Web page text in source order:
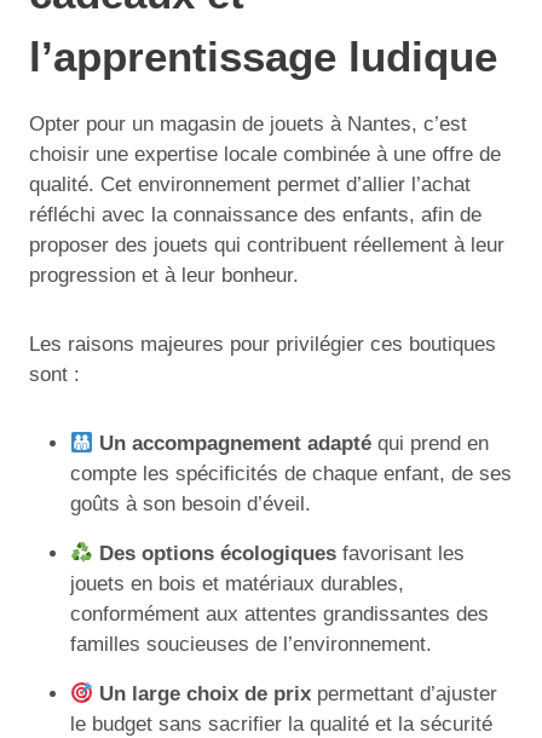
l’apprentissage ludique
Opter pour un magasin de jouets à Nantes, c’est
choisir une expertise locale combinée à une offre de
qualité. Cet environnement permet d’allier l’achat
réfléchi avec la connaissance des enfants, afin de
proposer des jouets qui contribuent réellement à leur
progression et à leur bonheur.
Les raisons majeures pour privilégier ces boutiques
sont :
Un accompagnement adapté qui prend en
compte les spécificités de chaque enfant, de ses
goûts à son besoin d’éveil.
Des options écologiques favorisant les
jouets en bois et matériaux durables,
conformément aux attentes grandissantes des
familles soucieuses de l’environnement.
Un large choix de prix permettant d’ajuster
le budget sans sacrifier la qualité et la sécurité